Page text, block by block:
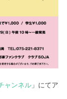
ャンネル」にてア